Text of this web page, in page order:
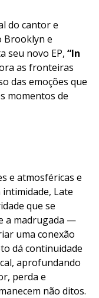
do cantor e
Brooklyn e
seu novo EP, “In
as fronteiras
das emoções que
momentos de
e atmosféricas e
Late
que se
a madrugada —
uma conexão
dá continuidade
aprofundando
perda e
não ditos.